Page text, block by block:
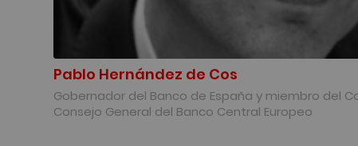
Pablo Hernández de Cos
Gobernador del Banco de España y miembro del
Consejo General del Banco Central Europeo